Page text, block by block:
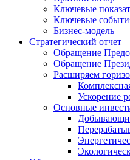
Ключевые
Ключевые
Бизнес-модель
Стратегический отчет
Обращение
Обращение
Расширяем
Ускорение
Основные